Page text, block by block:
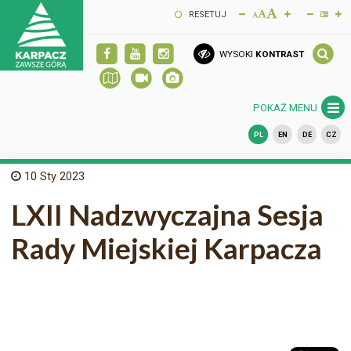
RESETUJ
WYSOKI KONTRAST
POKAŻ MENU
PL EN DE CZ
10 Sty 2023
LXII Nadzwyczajna Sesja
Rady Miejskiej Karpacza